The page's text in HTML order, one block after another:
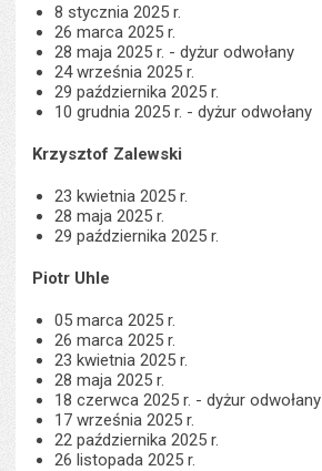
8 stycznia 2025 r.
26 marca 2025 r.
28 maja 2025 r. - dyżur odwołany
24 września 2025 r.
29 października 2025 r.
10 grudnia 2025 r. - dyżur odwołany
Krzysztof Zalewski
23 kwietnia 2025 r.
28 maja 2025 r.
29 października 2025 r.
Piotr Uhle
05 marca 2025 r.
26 marca 2025 r.
23 kwietnia 2025 r.
28 maja 2025 r.
18 czerwca 2025 r. - dyżur odwołany
17 września 2025 r.
22 października 2025 r.
26 listopada 2025 r.